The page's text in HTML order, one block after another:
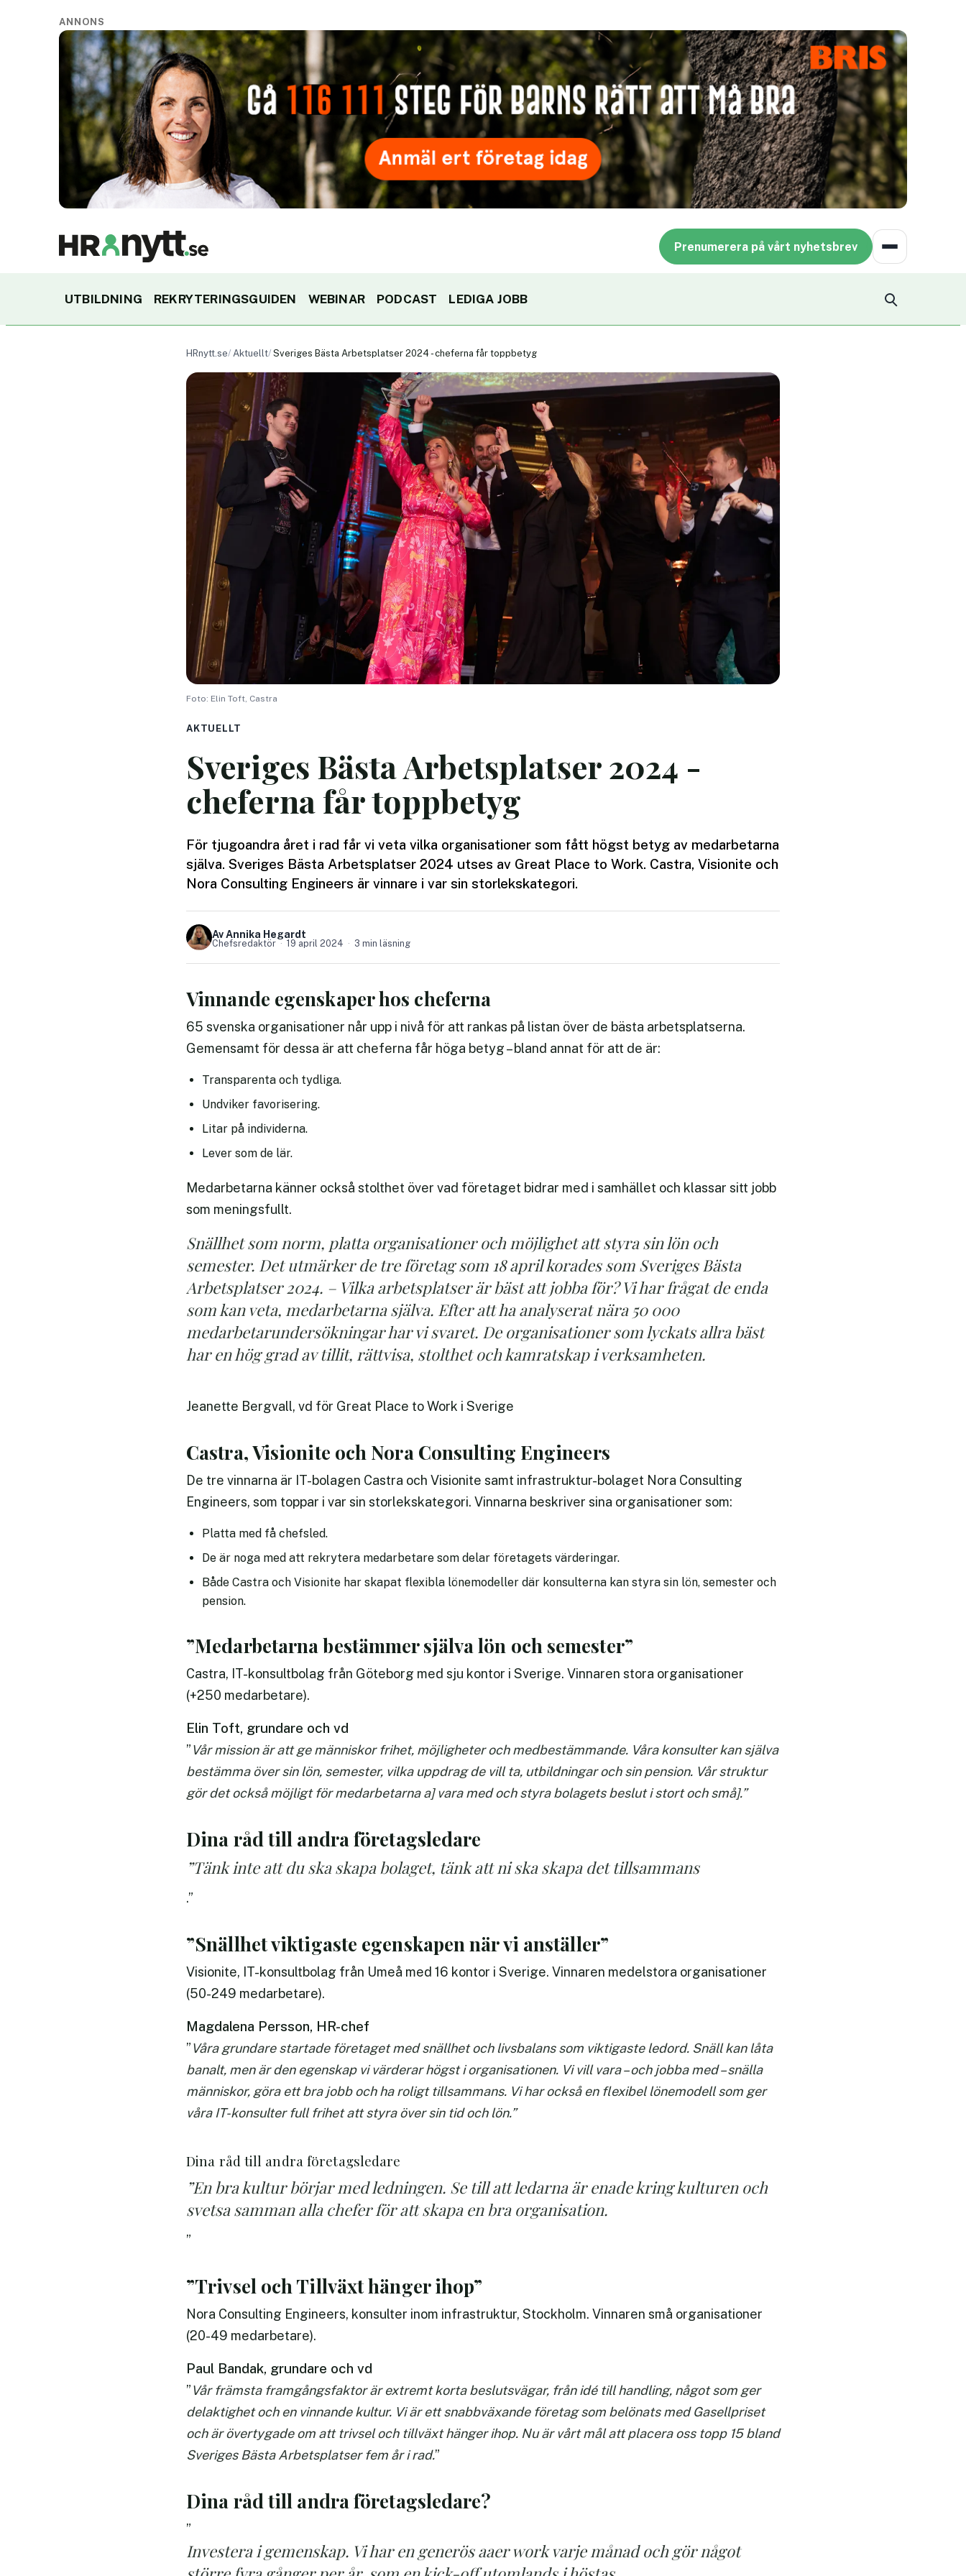
ANNONS
Prenumerera på vårt nyhetsbrev
UTBILDNING REKRYTERINGSGUIDEN WEBINAR PODCAST LEDIGA JOBB
HRnytt.se Aktuellt Sveriges Bästa Arbetsplatser 2024 - cheferna får toppbetyg
Foto: Elin Toft, Castra
AKTUELLT
Sveriges Bästa Arbetsplatser 2024 -
cheferna får toppbetyg
För tjugoandra året i rad får vi veta vilka organisationer som fått högst betyg av medarbetarna
själva. Sveriges Bästa Arbetsplatser 2024 utses av Great Place to Work. Castra, Visionite och
Nora Consulting Engineers är vinnare i var sin storlekskategori.
Av Annika Hegardt
Chefsredaktör 19 april 2024 3 min läsning
Vinnande egenskaper hos cheferna
65 svenska organisationer når upp i nivå för att rankas på listan över de bästa arbetsplatserna.
Gemensamt för dessa är att cheferna får höga betyg – bland annat för att de är:
Transparenta och tydliga.
Undviker favorisering.
Litar på individerna.
Lever som de lär.
Medarbetarna känner också stolthet över vad företaget bidrar med i samhället och klassar sitt jobb
som meningsfullt.
Snällhet som norm, platta organisationer och möjlighet att styra sin lön och
semester. Det utmärker de tre företag som 18 april korades som Sveriges Bästa
Arbetsplatser 2024. – Vilka arbetsplatser är bäst att jobba för? Vi har frågat de enda
som kan veta, medarbetarna själva. Efter att ha analyserat nära 50 000
medarbetarundersökningar har vi svaret. De organisationer som lyckats allra bäst
har en hög grad av tillit, rättvisa, stolthet och kamratskap i verksamheten.
Jeanette Bergvall, vd för Great Place to Work i Sverige
Castra, Visionite och Nora Consulting Engineers
De tre vinnarna är IT-bolagen Castra och Visionite samt infrastruktur-bolaget Nora Consulting
Engineers, som toppar i var sin storlekskategori. Vinnarna beskriver sina organisationer som:
Platta med få chefsled.
De är noga med att rekrytera medarbetare som delar företagets värderingar.
Både Castra och Visionite har skapat flexibla lönemodeller där konsulterna kan styra sin lön, semester och
pension.
”Medarbetarna bestämmer själva lön och semester”
Castra, IT-konsultbolag från Göteborg med sju kontor i Sverige. Vinnaren stora organisationer
(+250 medarbetare).
Elin Toft, grundare och vd
”Vår mission är att ge människor frihet, möjligheter och medbestämmande. Våra konsulter kan själva
bestämma över sin lön, semester, vilka uppdrag de vill ta, utbildningar och sin pension. Vår struktur
gör det också möjligt för medarbetarna a] vara med och styra bolagets beslut i stort och små].”
Dina råd till andra företagsledare
”Tänk inte att du ska skapa bolaget, tänk att ni ska skapa det tillsammans
.”
”Snällhet viktigaste egenskapen när vi anställer”
Visionite, IT-konsultbolag från Umeå med 16 kontor i Sverige. Vinnaren medelstora organisationer
(50-249 medarbetare).
Magdalena Persson, HR-chef
”Våra grundare startade företaget med snällhet och livsbalans som viktigaste ledord. Snäll kan låta
banalt, men är den egenskap vi värderar högst i organisationen. Vi vill vara – och jobba med – snälla
människor, göra ett bra jobb och ha roligt tillsammans. Vi har också en flexibel lönemodell som ger
våra IT-konsulter full frihet att styra över sin tid och lön.”
Dina råd till andra företagsledare
”En bra kultur börjar med ledningen. Se till att ledarna är enade kring kulturen och
svetsa samman alla chefer för att skapa en bra organisation.
”
”Trivsel och Tillväxt hänger ihop”
Nora Consulting Engineers, konsulter inom infrastruktur, Stockholm. Vinnaren små organisationer
(20-49 medarbetare).
Paul Bandak, grundare och vd
”Vår främsta framgångsfaktor är extremt korta beslutsvägar, från idé till handling, något som ger
delaktighet och en vinnande kultur. Vi är ett snabbväxande företag som belönats med Gasellpriset
och är övertygade om att trivsel och tillväxt hänger ihop. Nu är vårt mål att placera oss topp 15 bland
Sveriges Bästa Arbetsplatser fem år i rad.”
Dina råd till andra företagsledare?
”
Investera i gemenskap. Vi har en generös aaer work varje månad och gör något